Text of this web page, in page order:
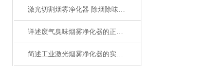
激光切割烟雾净化器 除烟除味环保
详述废气臭味烟雾净化器的正确操作使用方法
简述工业激光烟雾净化器的实用操作建议